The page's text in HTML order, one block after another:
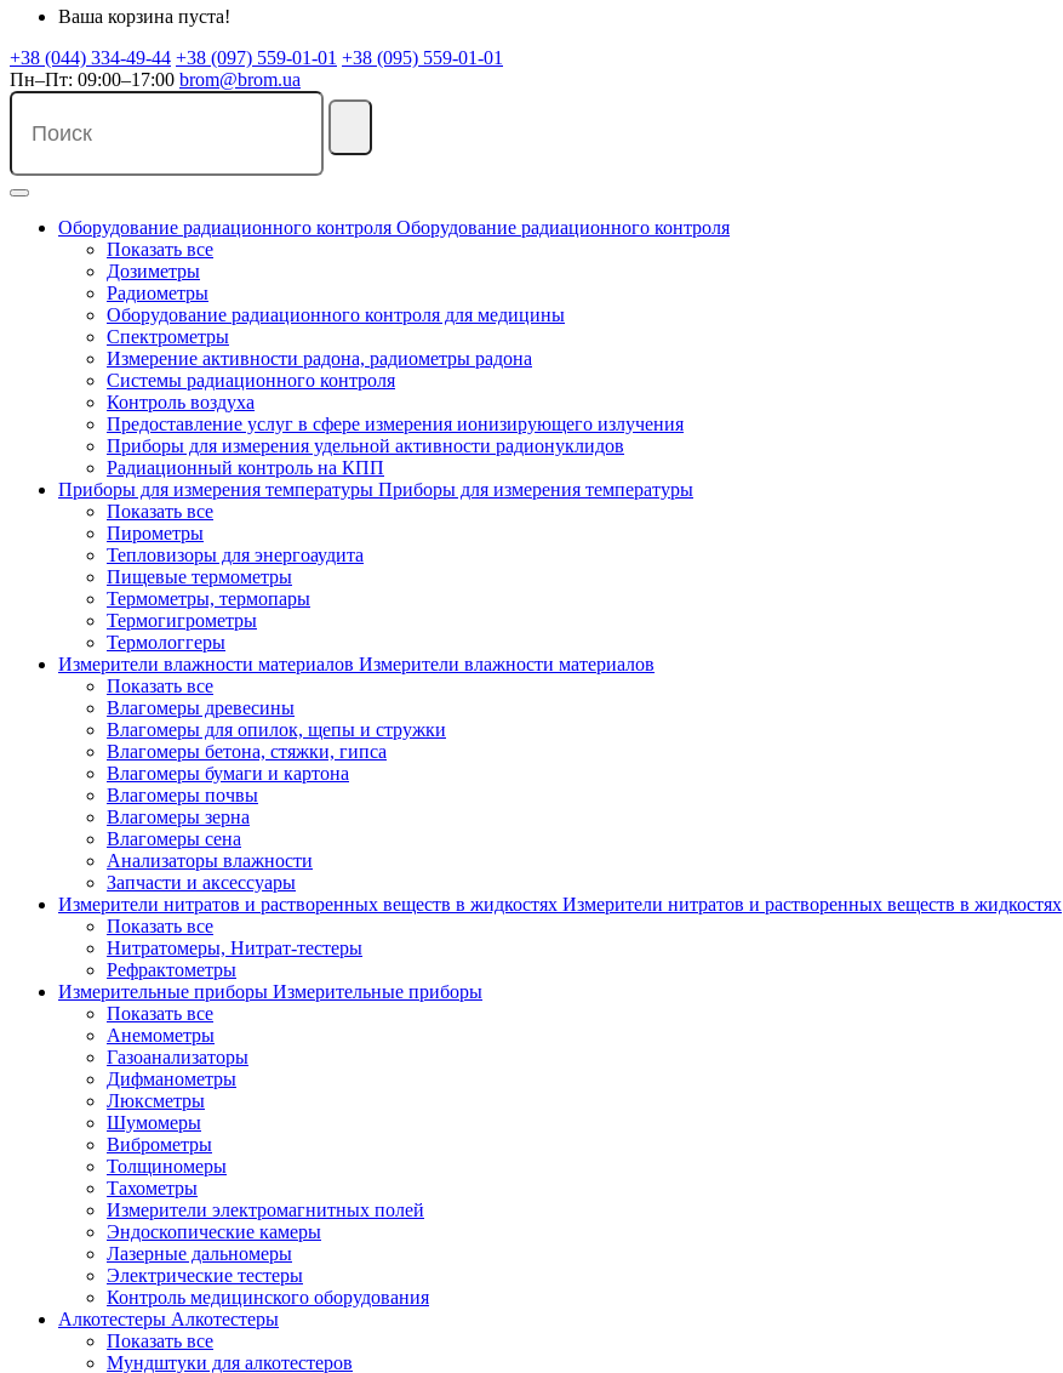
Ваша корзина пуста!
+38 (044) 334-49-44 +38 (097) 559-01-01 +38 (095) 559-01-01
Пн–Пт: 09:00–17:00 brom@brom.ua
Оборудование радиационного контроля Оборудование радиационного контроля
Показать все
Дозиметры
Радиометры
Оборудование радиационного контроля для медицины
Спектрометры
Измерение активности радона, радиометры радона
Системы радиационного контроля
Контроль воздуха
Предоставление услуг в сфере измерения ионизирующего излучения
Приборы для измерения удельной активности радионуклидов
Радиационный контроль на КПП
Приборы для измерения температуры Приборы для измерения температуры
Показать все
Пирометры
Тепловизоры для энергоаудита
Пищевые термометры
Термометры, термопары
Термогигрометры
Термологгеры
Измерители влажности материалов Измерители влажности материалов
Показать все
Влагомеры древесины
Влагомеры для опилок, щепы и стружки
Влагомеры бетона, стяжки, гипса
Влагомеры бумаги и картона
Влагомеры почвы
Влагомеры зерна
Влагомеры сена
Анализаторы влажности
Запчасти и аксессуары
Измерители нитратов и растворенных веществ в жидкостях Измерители нитратов и растворенных веществ в жидкостях
Показать все
Нитратомеры, Нитрат-тестеры
Рефрактометры
Измерительные приборы Измерительные приборы
Показать все
Анемометры
Газоанализаторы
Дифманометры
Люксметры
Шумомеры
Виброметры
Толщиномеры
Тахометры
Измерители электромагнитных полей
Эндоскопические камеры
Лазерные дальномеры
Электрические тестеры
Контроль медицинского оборудования
Алкотестеры Алкотестеры
Показать все
Мундштуки для алкотестеров